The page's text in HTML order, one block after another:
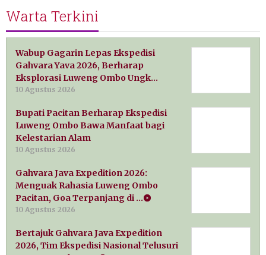
Warta Terkini
Wabup Gagarin Lepas Ekspedisi
Gahvara Yava 2026, Berharap
Eksplorasi Luweng Ombo Ungk…
10 Agustus 2026
Bupati Pacitan Berharap Ekspedisi
Luweng Ombo Bawa Manfaat bagi
Kelestarian Alam
10 Agustus 2026
Gahvara Java Expedition 2026:
Menguak Rahasia Luweng Ombo
Pacitan, Goa Terpanjang di …
10 Agustus 2026
Bertajuk Gahvara Java Expedition
2026, Tim Ekspedisi Nasional Telusuri